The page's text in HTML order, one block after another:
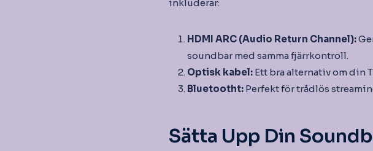
inkluderar:
HDMI ARC (Audio Return Channel):
soundbar med samma fjärrkontroll.
Optisk kabel: Ett bra alternativ om din
Bluetootht: Perfekt för trådlös
Sätta Upp Din